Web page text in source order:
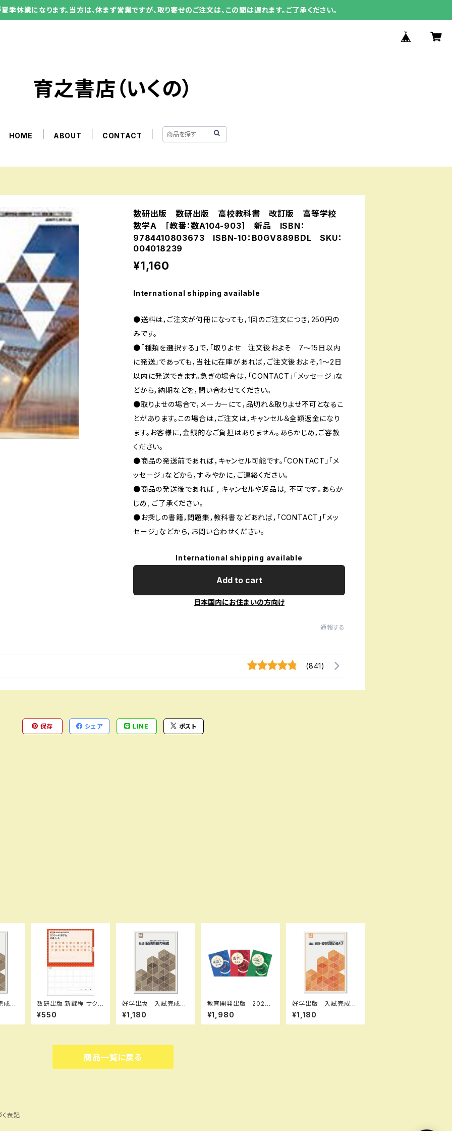
休業になります。当方は、休まず営業ですが、取り寄せのご注文は、この間は遅れます。ご了承ください。
育之書店（いくの）
HOME ABOUT CONTACT
数研出版 数研出版 高校教科書 改訂版 高等学校
数学A ［教番：数A104-903］ 新品 ISBN：
9784410803673 ISBN-10：B0GV889BDL SKU：
004018239
¥1,160
International shipping available
●送料は，ご注文が何冊になっても，1回のご注文につき，250円の
みです。
●「種類を選択する」で，「取りよせ 注文後およそ 7〜15日以内
に発送」であっても，当社に在庫があれば，ご注文後およそ，1〜2日
以内に発送できます。急ぎの場合は，「CONTACT」「メッセージ」な
どから，納期などを，問い合わせてください。
●取りよせの場合で，メーカーにて，品切れ＆取りよせ不可となるこ
とがあります。この場合は，ご注文は，キャンセル＆全額返金になり
ます。お客様に，金銭的なご負担はありません。あらかじめ，ご容赦
ください。
●商品の発送前であれば，キャンセル可能です。「CONTACT」「メ
ッセージ」などから，すみやかに，ご連絡ください。
●商品の発送後であれば , キャンセルや返品は, 不可です｡あらか
じめ, ご了承ください｡
●お探しの書籍，問題集，教科書などあれば，「CONTACT」「メッ
セージ」などから，お問い合わせください。
International shipping available
Add to cart
日本国内にお住まいの方向け
通報する
(841)
保存 シェア LINE ポスト
成シ
ト I
数研出版 新課程 サクシ
ード数学A 完成ノート
図形の性質 新品 問
題集本体のみ 別冊解
U：000072333
¥550
好学出版 入試完成シ
リーズ 社会 記述問
題の完成 2026年度
版 新品完全セット I
5133
¥1,180
教育開発出版 2026
年度版 新中学問題
集 数学 中1～3 発
展編 各学年（選択くだ
¥1,980
好学出版 入試完成シ
リーズ 理科 実験・観
察問題の解き方 202
6年度版 新品完全セ
¥1,180
商品一覧に戻る
表記